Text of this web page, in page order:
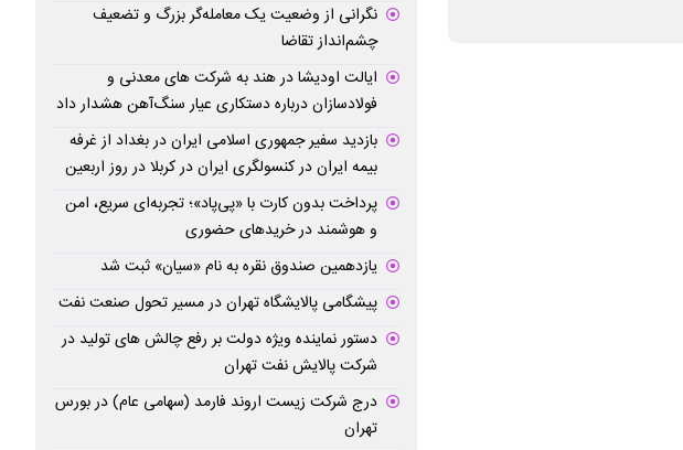
نگرانی از وضعیت یک معامله‌گر بزرگ و تضعیف
چشم‌انداز تقاضا
ایالت اودیشا در هند به شرکت های معدنی و
فولادسازان درباره دستکاری عیار سنگ‌آهن هشدار داد
بازدید سفیر جمهوری اسلامی ایران در بغداد از غرفه
بیمه ایران در کنسولگری ایران در کربلا در روز اربعین
پرداخت بدون کارت با «پی‌پاد»؛ تجربه‌ای سریع، امن
و هوشمند در خریدهای حضوری
یازدهمین صندوق نقره به نام «سیان» ثبت شد
پیشگامی پالایشگاه تهران در مسیر تحول صنعت نفت
دستور نماینده ویژه دولت بر رفع چالش های تولید در
شرکت پالایش نفت تهران
درج شرکت زیست اروند فارمد (سهامی عام) در بورس
تهران